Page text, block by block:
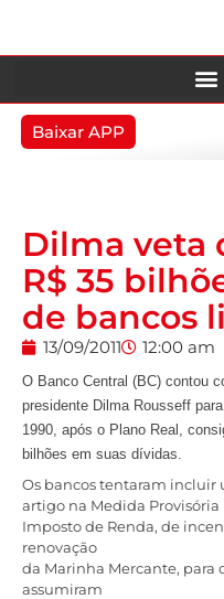
Baixar APP
Dilma veta
R$ 35
de bancos
13/09/2011 12:00 am
O Banco Central (BC) contou
presidente Dilma Rousseff
1990, após o Plano Real,
bilhões em suas dívidas.
Os bancos tentaram incluir
artigo na Medida Provisória
Imposto de Renda, de
renovação
da Marinha Mercante, para
assumiram